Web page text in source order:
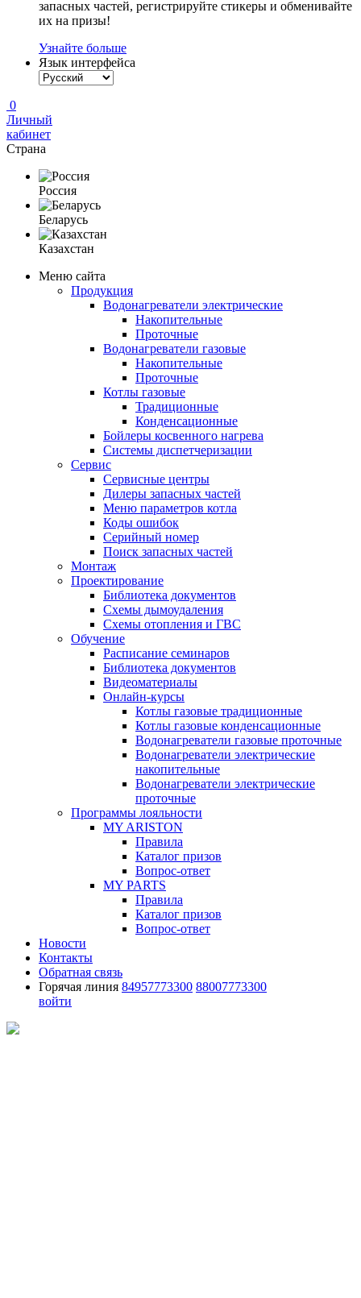
запасных частей, регистрируйте стикеры и обменивайте
их на призы!
Узнайте больше
Язык интерфейса
0
Личный
кабинет
Страна
Россия
Беларусь
Казахстан
Меню сайта
Продукция
Водонагреватели электрические
Накопительные
Проточные
Водонагреватели газовые
Накопительные
Проточные
Котлы газовые
Традиционные
Конденсационные
Бойлеры косвенного нагрева
Системы диспетчеризации
Сервис
Сервисные центры
Дилеры запасных частей
Меню параметров котла
Коды ошибок
Серийный номер
Поиск запасных частей
Монтаж
Проектирование
Библиотека документов
Схемы дымоудаления
Схемы отопления и ГВС
Обучение
Расписание семинаров
Библиотека документов
Видеоматериалы
Онлайн-курсы
Котлы газовые традиционные
Котлы газовые конденсационные
Водонагреватели газовые проточные
Водонагреватели электрические
накопительные
Водонагреватели электрические
проточные
Программы лояльности
MY ARISTON
Правила
Каталог призов
Вопрос-ответ
MY PARTS
Правила
Каталог призов
Вопрос-ответ
Новости
Контакты
Обратная связь
Горячая линия 84957773300 88007773300
войти